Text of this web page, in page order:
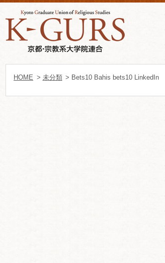
HOME > 未分類 > Bets10 Bahis bets10 LinkedIn